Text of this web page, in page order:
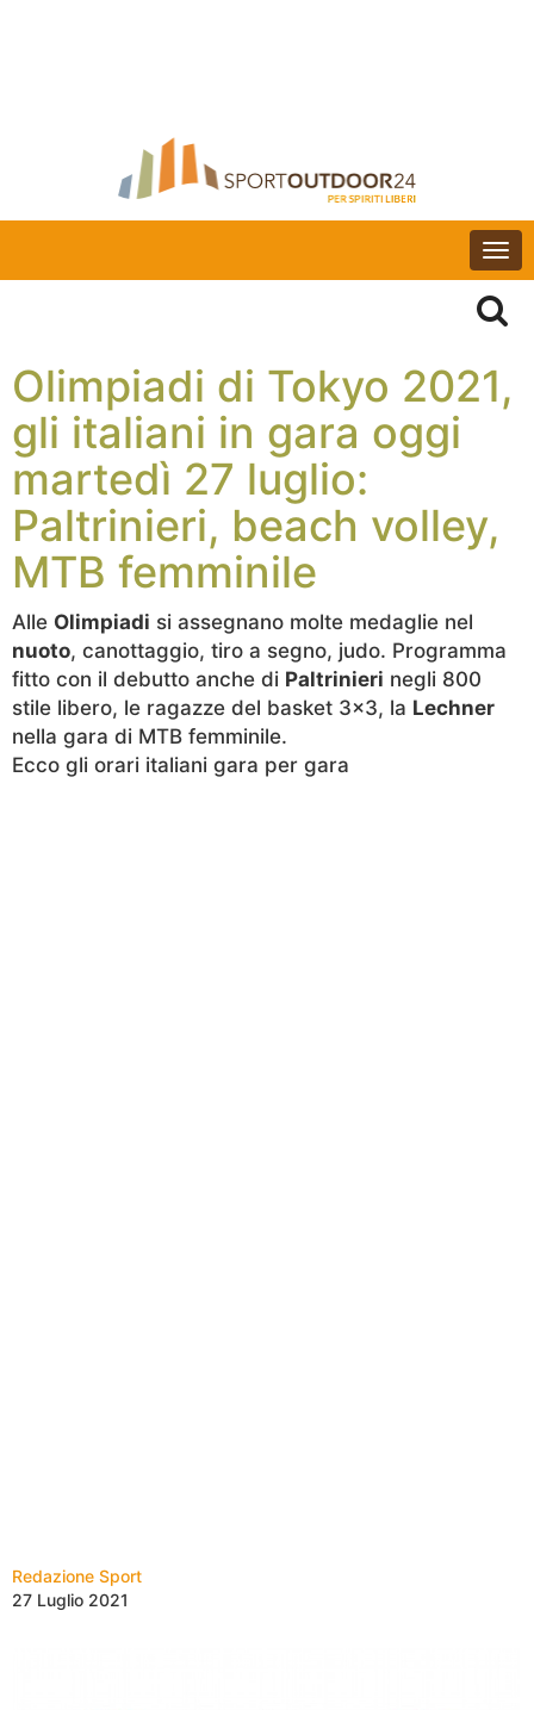
Olimpiadi di Tokyo 2021,
gli italiani in gara oggi
martedì 27 luglio:
Paltrinieri, beach volley,
MTB femminile
Alle Olimpiadi si assegnano molte medaglie nel
nuoto, canottaggio, tiro a segno, judo. Programma
fitto con il debutto anche di Paltrinieri negli 800
stile libero, le ragazze del basket 3x3, la Lechner
nella gara di MTB femminile.
Ecco gli orari italiani gara per gara
Redazione Sport
27 Luglio 2021